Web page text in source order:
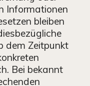
Informationen
bleiben
dem Zeitpunkt
Bei bekannt